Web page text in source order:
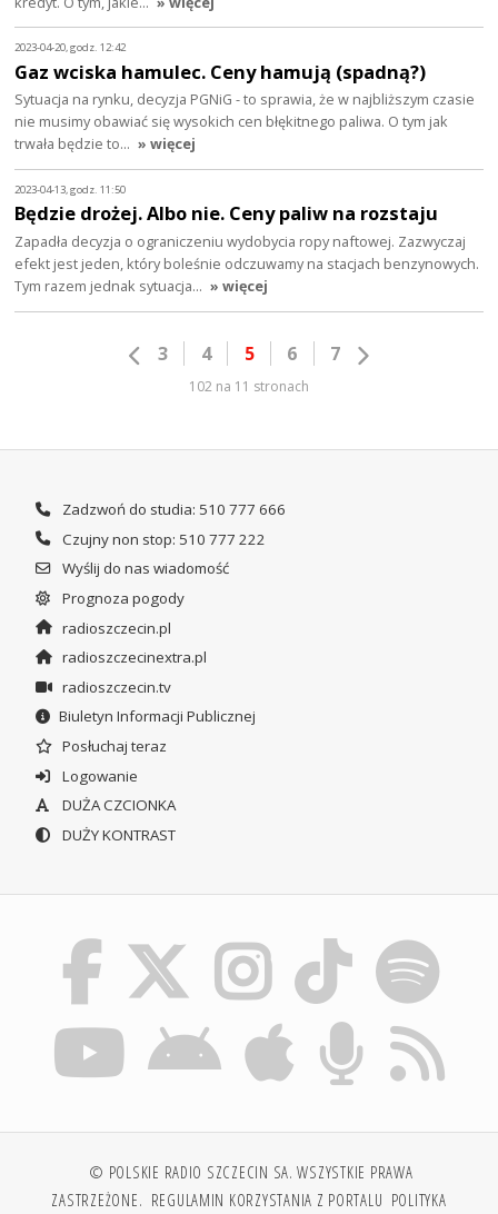
2023-04-20, godz. 12:42
Gaz wciska hamulec. Ceny hamują (spadną?)
Sytuacja na rynku, decyzja PGNiG - to sprawia, że w najbliższym czasie
nie musimy obawiać się wysokich cen błękitnego paliwa. O tym jak
trwała będzie to… » więcej
2023-04-13, godz. 11:50
Będzie drożej. Albo nie. Ceny paliw na rozstaju
Zapadła decyzja o ograniczeniu wydobycia ropy naftowej. Zazwyczaj
efekt jest jeden, który boleśnie odczuwamy na stacjach benzynowych.
Tym razem jednak sytuacja… » więcej
3 4 5 6 7
102 na 11 stronach
Zadzwoń do studia: 510 777 666
Czujny non stop: 510 777 222
Wyślij do nas wiadomość
Prognoza pogody
radioszczecin.pl
radioszczecinextra.pl
radioszczecin.tv
Biuletyn Informacji Publicznej
Posłuchaj teraz
Logowanie
DUŻA CZCIONKA
DUŻY KONTRAST
© POLSKIE RADIO SZCZECIN SA. WSZYSTKIE PRAWA
ZASTRZEŻONE. REGULAMIN KORZYSTANIA Z PORTALU POLITYKA